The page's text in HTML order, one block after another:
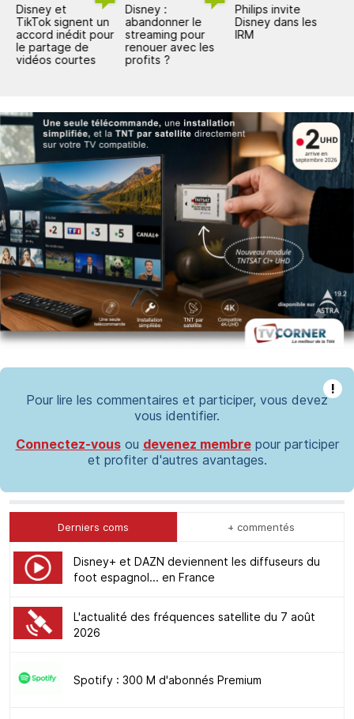
Disney et
TikTok signent un
accord inédit pour
le partage de
vidéos courtes
Disney :
abandonner le
streaming pour
renouer avec les
profits ?
Philips invite
Disney dans les
IRM
!
Pour lire les commentaires et participer, vous devez
vous identifier.
Connectez-vousou devenez membrepour participer
et profiter d'autres avantages.
Derniers coms + commentés
Disney+ et DAZN deviennent les diffuseurs du
foot espagnol... en France
L'actualité des fréquences satellite du 7 août
2026
Spotify : 300 M d'abonnés Premium